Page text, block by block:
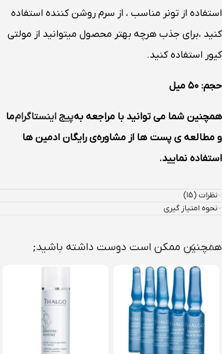
استفاده از تونر مناسب ، از سرم روشن کننده استفاده
کنید ،برای جذب هرچه بهتر محصول میتوانید از مولتی
کیور استفاده کنید.
حجم: ۵۰ میل
همچنین شما می توانید با مراجعه بهپیج اینستاگرامما
و مطالعه ی پست ها از مشاوره‌ی رایگان ادمین ها
استفاده نمایید.
نظرات (۱۵)
نحوه امتیاز گیری
همچنین ممکن است دوست داشته باشید;